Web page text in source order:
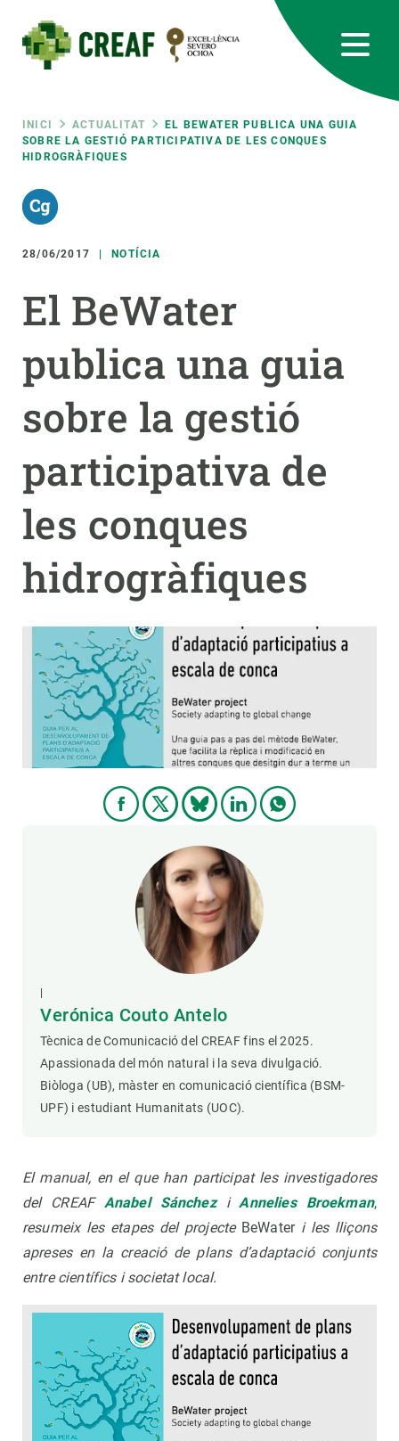
contingut
Fil
d'ariadna
INICI ACTUALITAT
EL BEWATER PUBLICA UNA GUIA
SOBRE LA GESTIÓ PARTICIPATIVA DE LES CONQUES
HIDROGRÀFIQUES
28/06/2017 NOTÍCIA
El BeWater
publica una guia
sobre la gestió
participativa de
les conques
hidrogràfiques
Verónica Couto Antelo
Tècnica de Comunicació del CREAF fins el 2025.
Apassionada del món natural i la seva divulgació.
Biòloga (UB), màster en comunicació científica (BSM-
UPF) i estudiant Humanitats (UOC).
El manual, en el que han participat les investigadores
del CREAF Anabel SáncheziAnnelies Broekman,
resumeix les etapes del projecte BeWater i les lliçons
apreses en la creació de plans d’adaptació conjunts
entre científics i societat local.
RRSS
Featured
responsive
Responsive
menu
RECERCA
CIÈNCIA EN ACCIÓ
NOTÍCIES I AGENDA